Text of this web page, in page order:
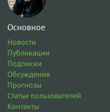
Основное
Новости
Публикации
Подписки
Обсуждения
Прогнозы
Статьи пользователей
Контакты